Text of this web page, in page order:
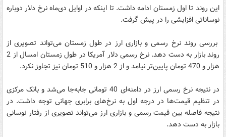
این روند تا اول زمستان ادامه داشت. تا اینکه در اوایل دی‌ماه نرخ دلار دوباره
نوساناتی افزایشی را در پیش گرفت.
بررسی روند نرخ رسمی و بازاری ارز در طول زمستان می‌تواند تصویری از
روند بازار به دست دهد. نرخ رسمی دلار آمریکا در طول زمستان امسال از 2
هزار و 470 تومان پایین‌تر نیامد و از 2 هزار و 510 تومان نیز تجاوز نکرد.
در نتیجه نرخ رسمی ارز در دامنه‌ای 40 تومانی جابه‌جا می‌شد و بانک مرکزی
در تنظیم قیمت‌ها در درجه اول به نرخ‌های برابری جهانی توجه داشت. در
نتیجه فاصله بین قیمت رسمی و بازاری ارز می‌تواند تصویری از رفتار نوسانی
بازار به دست دهد.